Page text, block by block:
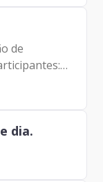
de
Jurídica
Ruas
dia.